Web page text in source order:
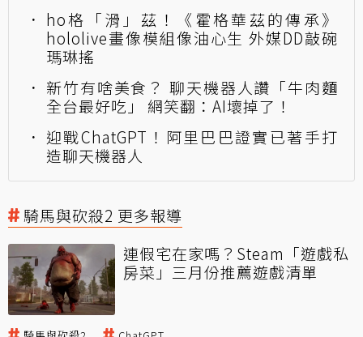
ho格「滑」茲！《霍格華茲的傳承》
hololive畫像模組像油心生 外媒DD敲碗
瑪琳搖
新竹有啥美食？ 聊天機器人讚「牛肉麵
全台最好吃」 網笑翻：AI壞掉了！
迎戰ChatGPT！阿里巴巴證實已著手打
造聊天機器人
騎馬與砍殺2 更多報導
連假宅在家嗎？Steam「遊戲私
房菜」三月份推薦遊戲清單